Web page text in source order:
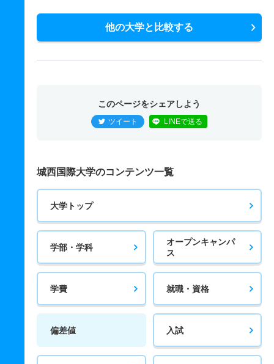
他の大学と比較する
このページをシェアしよう
ツイート LINEで送る
城西国際大学のコンテンツ一覧
大学トップ
学部・学科
オープンキャンパ
ス
学費 就職・資格
偏差値 入試